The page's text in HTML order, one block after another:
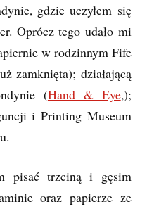
gdzie uczyłem się
Oprócz tego udało mi
w rodzinnym Fife
zamknięta); działającą
(Hand & Eye,);
i Printing Museum
pisać trzciną i gęsim
oraz papierze ze